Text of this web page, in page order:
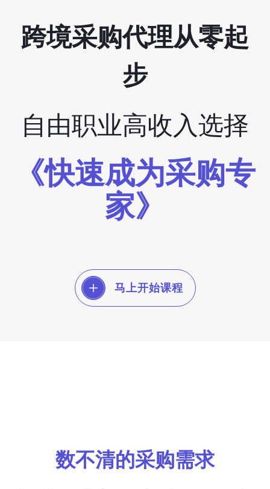
跨境采购代理从零起
步
自由职业高收入选择
《快速成为采购专
家》
马上开始课程
数不清的采购需求